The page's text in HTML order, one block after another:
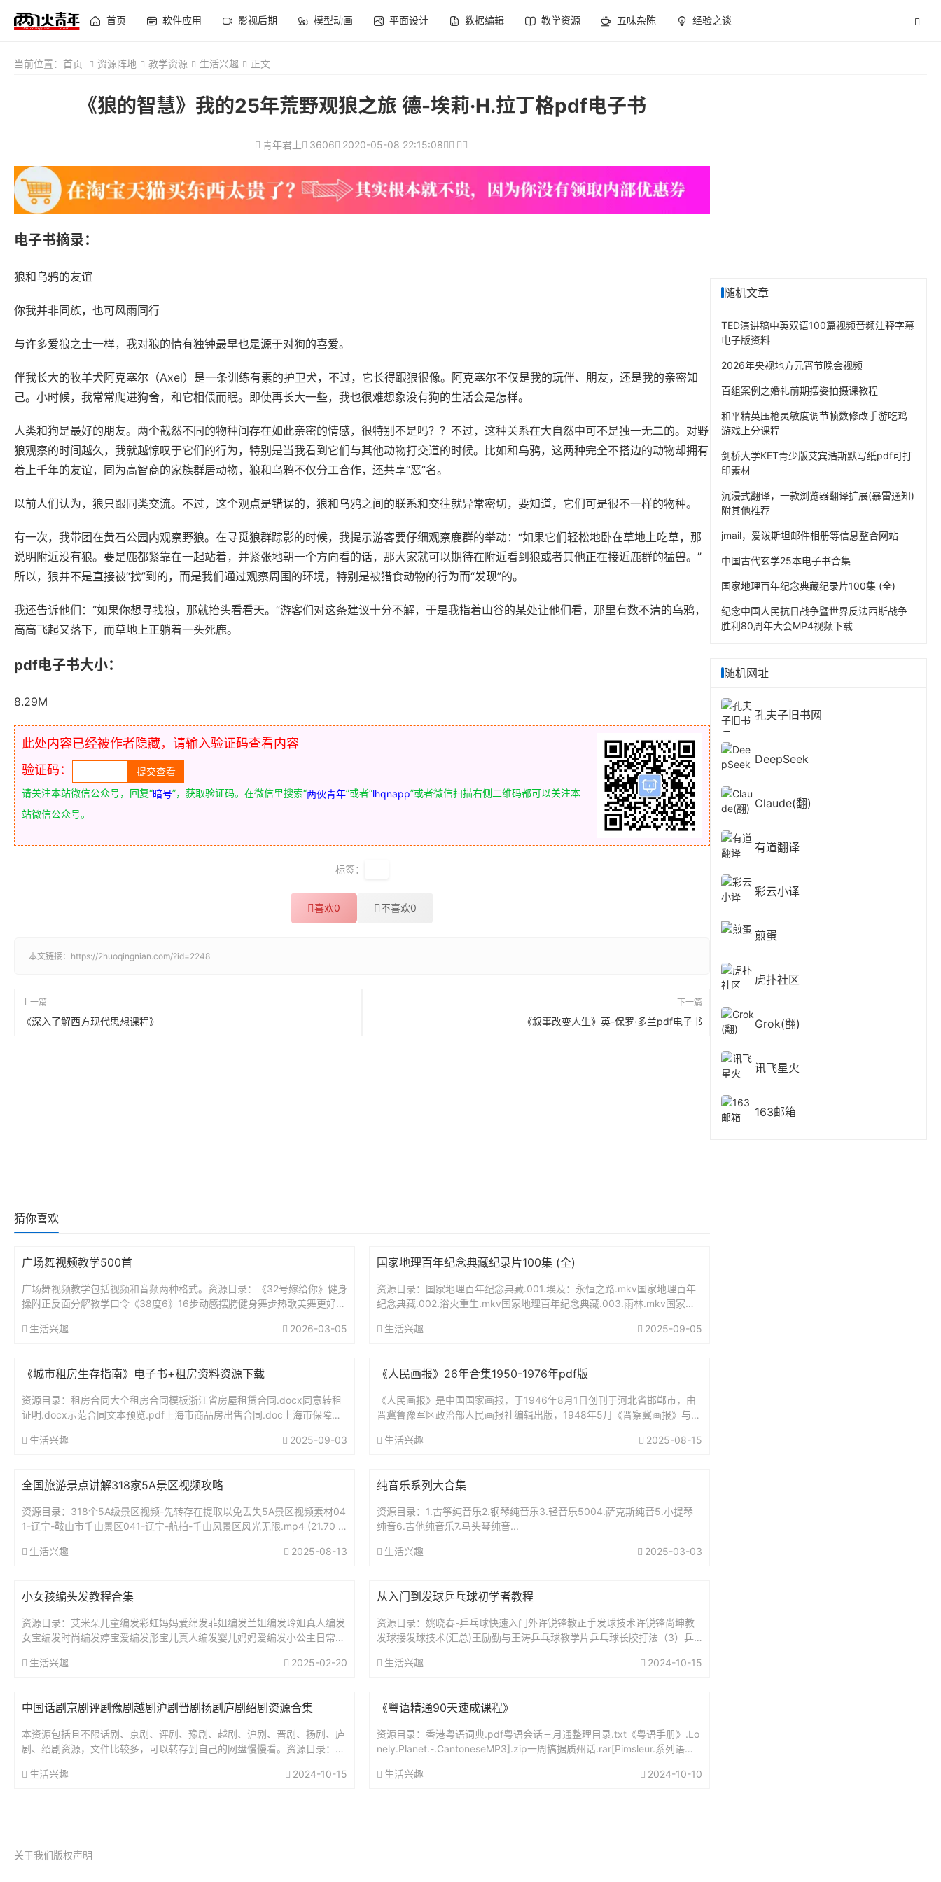
首页 软件应用 影视后期 模型动画 平面设计 数据编辑 教学资源 五味杂陈 经验之谈
当前位置： 首页 资源阵地 教学资源 生活兴趣 正文
《狼的智慧》我的25年荒野观狼之旅 德-埃莉·H.拉丁格pdf电子书
青年君上 3606 2020-05-08 22:15:08
电子书摘录：
狼和乌鸦的友谊
你我并非同族，也可风雨同行
与许多爱狼之士一样，我对狼的情有独钟最早也是源于对狗的喜爱。
伴我长大的牧羊犬阿克塞尔（Axel）是一条训练有素的护卫犬，不过，它长得跟狼很像。阿克塞尔不仅是我的玩伴、朋友，还是我的亲密知
己。小时候，我常常爬进狗舍，和它相偎而眠。即使再长大一些，我也很难想象没有狗的生活会是怎样。
人类和狗是最好的朋友。两个截然不同的物种间存在如此亲密的情感，很特别不是吗？？不过，这种关系在大自然中可不是独一无二的。对野
狼观察的时间越久，我就越惊叹于它们的行为，特别是当我看到它们与其他动物打交道的时候。比如和乌鸦，这两种完全不搭边的动物却拥有
着上千年的友谊，同为高智商的家族群居动物，狼和乌鸦不仅分工合作，还共享“恶”名。
以前人们认为，狼只跟同类交流。不过，这个观点是错误的，狼和乌鸦之间的联系和交往就异常密切，要知道，它们可是很不一样的物种。
有一次，我带团在黄石公园内观察野狼。在寻觅狼群踪影的时候，我提示游客要仔细观察鹿群的举动：“如果它们轻松地卧在草地上吃草，那
说明附近没有狼。要是鹿都紧靠在一起站着，并紧张地朝一个方向看的话，那大家就可以期待在附近看到狼或者其他正在接近鹿群的猛兽。”
所以，狼并不是直接被“找”到的，而是我们通过观察周围的环境，特别是被猎食动物的行为而“发现”的。
我还告诉他们：“如果你想寻找狼，那就抬头看看天。”游客们对这条建议十分不解，于是我指着山谷的某处让他们看，那里有数不清的乌鸦，
高高飞起又落下，而草地上正躺着一头死鹿。
pdf电子书大小：
8.29M
此处内容已经被作者隐藏，请输入验证码查看内容
验证码：
请关注本站微信公众号，回复“暗号”，获取验证码。在微信里搜索“两伙青年”或者“lhqnapp”或者微信扫描右侧二维码都可以关注本
站微信公众号。
标签：
喜欢0 不喜欢0
本文链接： https://2huoqingnian.com/?id=2248
上一篇
《深入了解西方现代思想课程》
下一篇
《叙事改变人生》英-保罗·多兰pdf电子书
猜你喜欢
广场舞视频教学500首
广场舞视频教学包括视频和音频两种格式。资源目录：《32号嫁给你》健身
操附正反面分解教学口令《38度6》16步动感摆胯健身舞步热歌美舞更好学
生活兴趣
2026-03-05
国家地理百年纪念典藏纪录片100集 (全)
资源目录：国家地理百年纪念典藏.001.埃及：永恒之路.mkv国家地理百年
纪念典藏.002.浴火重生.mkv国家地理百年纪念典藏.003.雨林.mkv国家地
生活兴趣
2025-09-05
《城市租房生存指南》电子书+租房资料资源下载
资源目录：租房合同大全租房合同模板浙江省房屋租赁合同.docx同意转租
证明.docx示范合同文本预览.pdf上海市商品房出售合同.doc上海市保障性
生活兴趣
2025-09-03
《人民画报》26年合集1950-1976年pdf版
《人民画报》是中国国家画报，于1946年8月1日创刊于河北省邯郸市，由
晋冀鲁豫军区政治部人民画报社编辑出版，1948年5月《晋察冀画报》与
生活兴趣
2025-08-15
全国旅游景点讲解318家5A景区视频攻略
资源目录：318个5A级景区视频-先转存在提取以免丢失5A景区视频素材04
1-辽宁-鞍山市千山景区041-辽宁-航拍-千山风景区风光无限.mp4 (21.70 M
生活兴趣
2025-08-13
纯音乐系列大合集
资源目录：1.古筝纯音乐2.钢琴纯音乐3.轻音乐5004.萨克斯纯音5.小提琴
纯音6.吉他纯音乐7.马头琴纯音...
生活兴趣 2025-03-03
小女孩编头发教程合集
资源目录：艾米朵儿童编发彩虹妈妈爱绵发菲姐编发兰姐编发玲姐真人编发
女宝编发时尚编发婷宝爱编发彤宝儿真人编发婴儿妈妈爱编发小公主日常发
生活兴趣
2025-02-20
从入门到发球乒乓球初学者教程
资源目录：姚晓春-乒乓球快速入门外许锐锋教正手发球技术许锐锋尚坤教
发球接发球技术(汇总)王励勤与王涛乒乓球教学片乒乓球长胶打法（3）乒
教...生活兴趣 2024-10-15
中国话剧京剧评剧豫剧越剧沪剧晋剧扬剧庐剧绍剧资源合集
本资源包括且不限话剧、京剧、评剧、豫剧、越剧、沪剧、晋剧、扬剧、庐
剧、绍剧资源，文件比较多，可以转存到自己的网盘慢慢看。资源目录：0
生活兴趣
2024-10-15
《粤语精通90天速成课程》
资源目录：香港粤语词典.pdf粤语会话三月通整理目录.txt《粤语手册》.Lo
nely.Planet.-.CantoneseMP3].zip一周搞据质州话.rar[Pimsleur.系列语言
生活兴趣
2024-10-10
随机文章
TED演讲稿中英双语100篇视频音频注释字幕
电子版资料
2026年央视地方元宵节晚会视频
百组案例之婚礼前期摆姿拍摄课教程
和平精英压枪灵敏度调节帧数修改手游吃鸡
游戏上分课程
剑桥大学KET青少版艾宾浩斯默写纸pdf可打
印素材
沉浸式翻译，一款浏览器翻译扩展(暴雷通知)
附其他推荐
jmail，爱泼斯坦邮件相册等信息整合网站
中国古代玄学25本电子书合集
国家地理百年纪念典藏纪录片100集 (全)
纪念中国人民抗日战争暨世界反法西斯战争
胜利80周年大会MP4视频下载
随机网址
孔夫子旧书网
DeepSeek
Claude(翻)
有道翻译
彩云小译
煎蛋
虎扑社区
Grok(翻)
讯飞星火
163邮箱
关于我们版权声明